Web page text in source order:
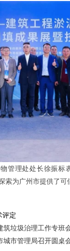
理处处长徐振标
索为广州市提供了
评定
筑垃圾治理工作专班
城市管理局召开圆桌